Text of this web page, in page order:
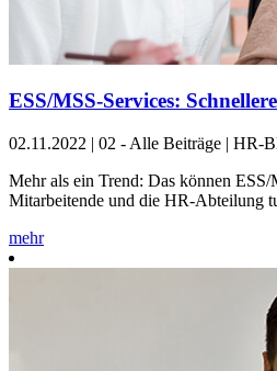
ESS/MSS-Services:
02.11.2022 | 02 - Alle Beiträge | HR-
Mehr als ein Trend: Das können
Mitarbeitende und die HR-Abteilung
mehr